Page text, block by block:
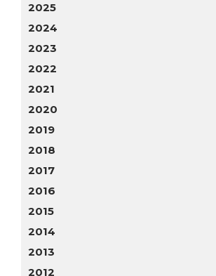
2025
2024
2023
2022
2021
2020
2019
2018
2017
2016
2015
2014
2013
2012